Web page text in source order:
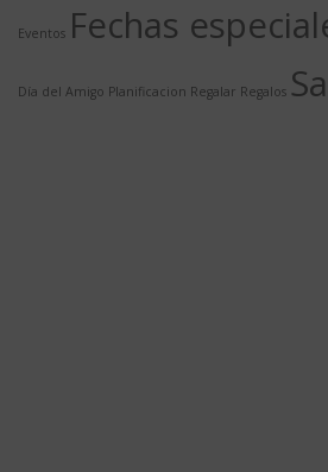
Eventos Fechas
Día del Amigo Planificacion Regalar Regalos